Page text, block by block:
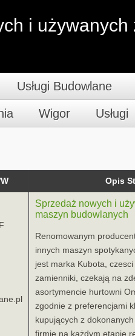
i
Usługi Budowlane
Wigor Usługi
Opis
Sprzedaż nowych i
maszyn budowlanych
Renomowanym
innych maszyn
jest marka Kubota,
zamienniki, czekają na
asortymencie hurtowni
zgodnie z preferencjami
kupujących z
firmie na każdym etapie